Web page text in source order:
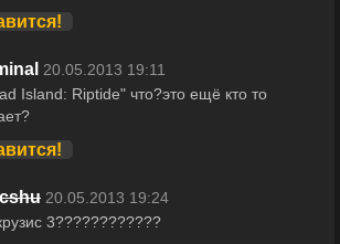
20.05.2013 19:11
Island: Riptide" что?это ещё кто то
20.05.2013 19:24
3????????????